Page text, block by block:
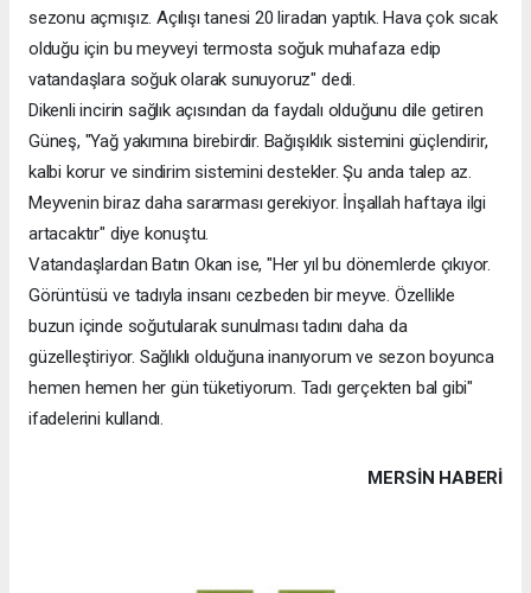
sezonu açmışız. Açılışı tanesi 20 liradan yaptık. Hava çok sıcak
olduğu için bu meyveyi termosta soğuk muhafaza edip
vatandaşlara soğuk olarak sunuyoruz" dedi.
Dikenli incirin sağlık açısından da faydalı olduğunu dile getiren
Güneş, "Yağ yakımına birebirdir. Bağışıklık sistemini güçlendirir,
kalbi korur ve sindirim sistemini destekler. Şu anda talep az.
Meyvenin biraz daha sararması gerekiyor. İnşallah haftaya ilgi
artacaktır" diye konuştu.
Vatandaşlardan Batın Okan ise, "Her yıl bu dönemlerde çıkıyor.
Görüntüsü ve tadıyla insanı cezbeden bir meyve. Özellikle
buzun içinde soğutularak sunulması tadını daha da
güzelleştiriyor. Sağlıklı olduğuna inanıyorum ve sezon boyunca
hemen hemen her gün tüketiyorum. Tadı gerçekten bal gibi"
ifadelerini kullandı.
MERSIN HABERİ